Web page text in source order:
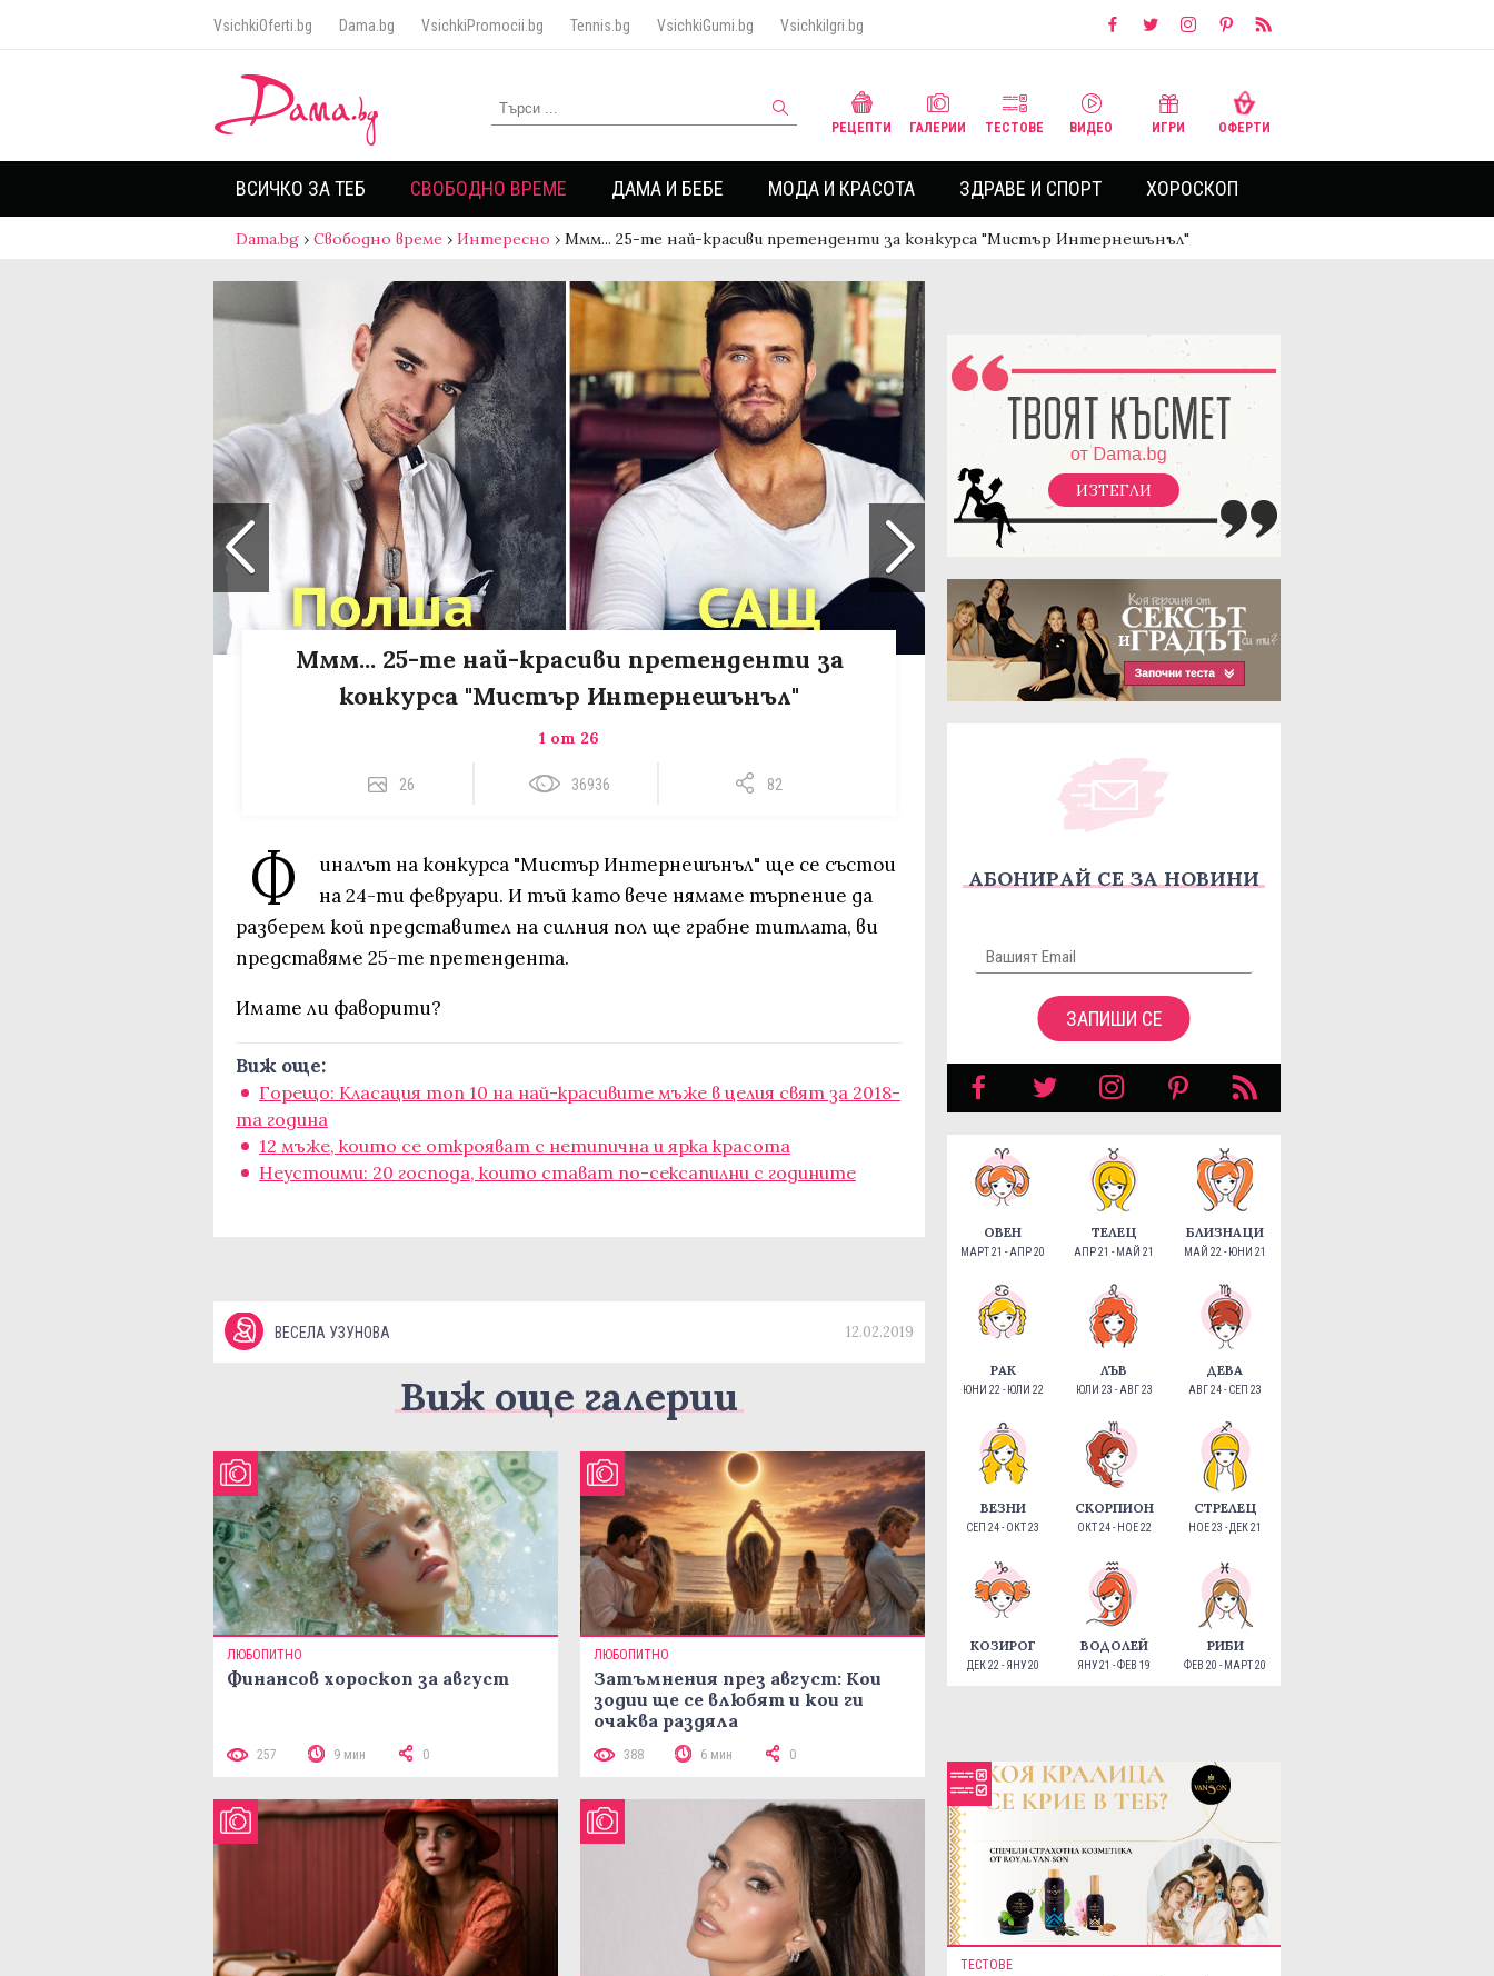
VsichkiOferti.bg Dama.bg VsichkiPromocii.bg Tennis.bg VsichkiGumi.bg VsichkiIgri.bg
РЕЦЕПТИ ГАЛЕРИИ ТЕСТОВЕ ВИДЕО ИГРИ ОФЕРТИ
ВСИЧКО ЗА ТЕБ СВОБОДНО ВРЕМЕ ДАМА И БЕБЕ МОДА И КРАСОТА ЗДРАВЕ И СПОРТ ХОРОСКОП
Dama.bg › Свободно време › Интересно › Ммм... 25-те най-красиви претенденти за конкурса "Мистър Интернешънъл"
Ммм... 25-те най-красиви претенденти за
конкурса "Мистър Интернешънъл"
1 от 26
26 36936 82
Ф
иналът на конкурса "Мистър Интернешънъл" ще се състои
на 24-ти февруари. И тъй като вече нямаме търпение да
разберем кой представител на силния пол ще грабне титлата, ви
представяме 25-те претендента.
Имате ли фаворити?
Виж още:
Горещо: Класация топ 10 на най-красивите мъже в целия свят за 2018-
та година
12 мъже, които се открояват с нетипична и ярка красота
Неустоими: 20 господа, които стават по-сексапилни с годините
ВЕСЕЛА УЗУНОВА 12.02.2019
Виж още галерии
ЛЮБОПИТНО
Финансов хороскоп за август
257 9 мин 0
ЛЮБОПИТНО
Затъмнения през август: Кои
зодии ще се влюбят и кои ги
очаква раздяла
388 6 мин 0
ИЗТЕГЛИ
АБОНИРАЙ СЕ ЗА НОВИНИ
ЗАПИШИ СЕ
ОВЕН
МАРТ 21 - АПР 20
ТЕЛЕЦ
АПР 21 - МАЙ 21
БЛИЗНАЦИ
МАЙ 22 - ЮНИ 21
РАК
ЮНИ 22 - ЮЛИ 22
ЛЪВ
ЮЛИ 23 - АВГ 23
ДЕВА
АВГ 24 - СЕП 23
ВЕЗНИ
СЕП 24 - ОКТ 23
СКОРПИОН
ОКТ 24 - НОЕ 22
СТРЕЛЕЦ
НОЕ 23 - ДЕК 21
КОЗИРОГ
ДЕК 22 - ЯНУ 20
ВОДОЛЕЙ
ЯНУ 21 - ФЕВ 19
РИБИ
ФЕВ 20 - МАРТ 20
ТЕСТОВЕ